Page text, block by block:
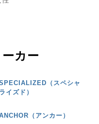
カー
（スペシャ
ライズド）
（アンカー）